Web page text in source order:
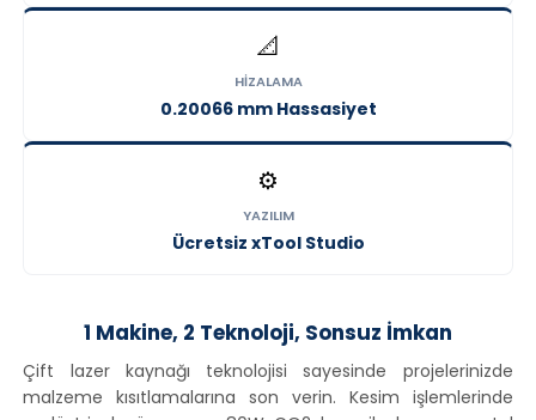
📐
HIZALAMA
0.20066 mm Hassasiyet
⚙️
YAZILIM
Ücretsiz xTool Studio
1 Makine, 2 Teknoloji, Sonsuz İmkan
Çift lazer kaynağı teknolojisi sayesinde projelerinizde
malzeme kısıtlamalarına son verin. Kesim işlemlerinde